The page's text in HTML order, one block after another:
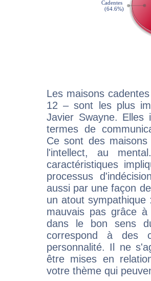
Les maisons
12 – sont les plus
Javier Swayne. Elles
termes de
Ce sont des
l'intellect, au
caractéristiques
processus
aussi par une façon
un atout
mauvais pas grâce
dans le bon sens
correspond à des
personnalité. Il ne
être mises en
votre thème qui